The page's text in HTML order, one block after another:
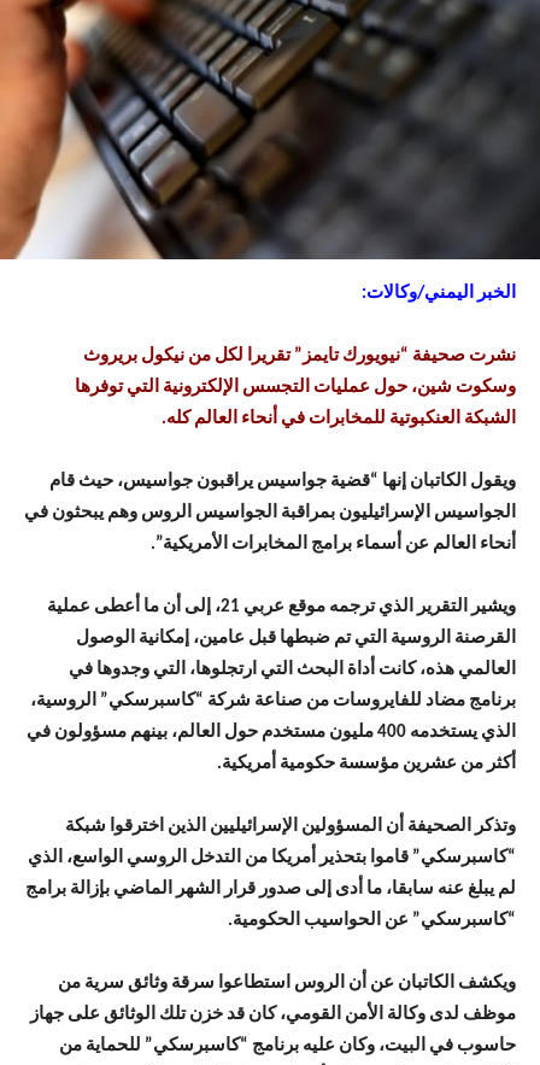
الخبر اليمني/وكالات:
نشرت صحيفة “نيويورك تايمز” تقريرا لكل من نيكول بريروث
وسكوت شين، حول عمليات التجسس الإلكترونية التي توفرها
الشبكة العنكبوتية للمخابرات في أنحاء العالم كله.
ويقول الكاتبان إنها “قضية جواسيس يراقبون جواسيس، حيث قام
الجواسيس الإسرائيليون بمراقبة الجواسيس الروس وهم يبحثون في
أنحاء العالم عن أسماء برامج المخابرات الأمريكية”.
ويشير التقرير الذي ترجمه موقع عربي 21، إلى أن ما أعطى عملية
القرصنة الروسية التي تم ضبطها قبل عامين، إمكانية الوصول
العالمي هذه، كانت أداة البحث التي ارتجلوها، التي وجدوها في
برنامج مضاد للفايروسات من صناعة شركة “كاسبرسكي” الروسية،
الذي يستخدمه 400 مليون مستخدم حول العالم، بينهم مسؤولون في
أكثر من عشرين مؤسسة حكومية أمريكية.
وتذكر الصحيفة أن المسؤولين الإسرائيليين الذين اخترقوا شبكة
“كاسبرسكي” قاموا بتحذير أمريكا من التدخل الروسي الواسع، الذي
لم يبلغ عنه سابقا، ما أدى إلى صدور قرار الشهر الماضي بإزالة برامج
“كاسبرسكي” عن الحواسيب الحكومية.
ويكشف الكاتبان عن أن الروس استطاعوا سرقة وثائق سرية من
موظف لدى وكالة الأمن القومي، كان قد خزن تلك الوثائق على جهاز
حاسوب في البيت، وكان عليه برنامج “كاسبرسكي” للحماية من